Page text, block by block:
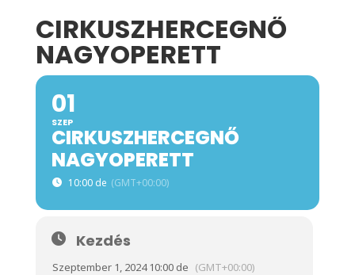
CIRKUSZHERCEGNŐ
NAGYOPERETT
01
SZEP
CIRKUSZHERCEGNŐ
NAGYOPERETT
10:00 de (GMT+00:00)
Kezdés
Szeptember 1, 2024 10:00 de (GMT+00:00)